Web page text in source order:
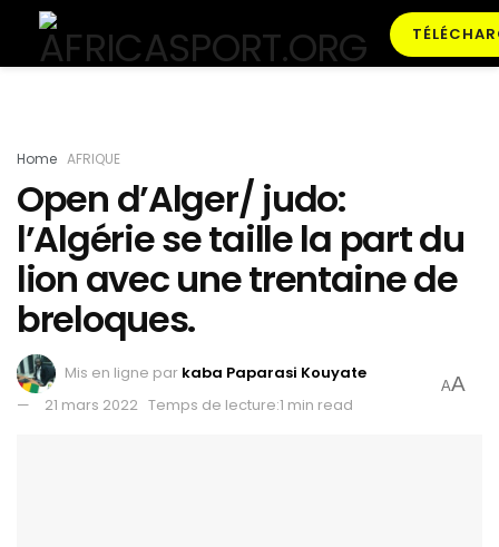
Home AFRIQUE
Open d’Alger/ judo:
l’Algérie se taille la part du
lion avec une trentaine de
breloques.
Mis en ligne par kaba Paparasi Kouyate
21 mars 2022 Temps de lecture:1 min read
AA